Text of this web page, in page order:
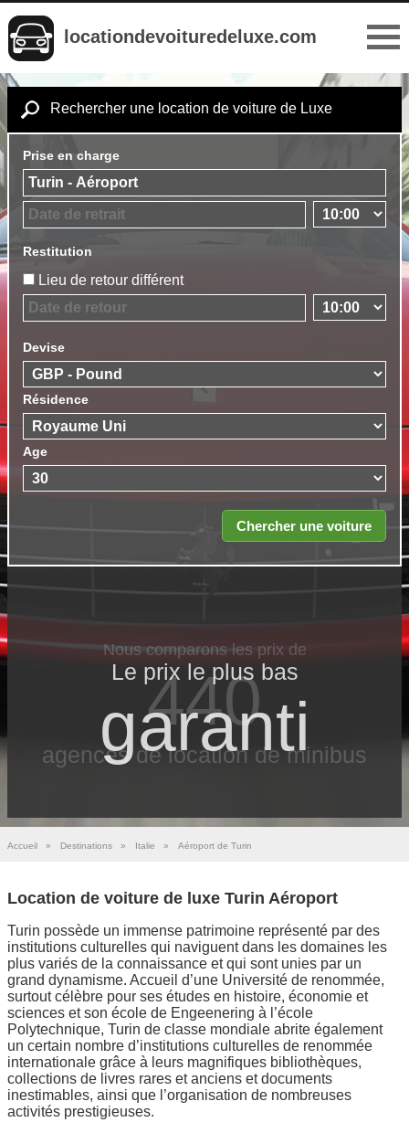
locationdevoituredeluxe.com
Rechercher une location de voiture de Luxe
Prise en charge
Restitution
Lieu de retour différent
Devise
Résidence
Age
Nous comparons les prix de
440
agences de location de minibus
Le prix le​ plus bas
garanti
Accueil » Destinations » Italie » Aéroport de Turin
Location de voiture de luxe Turin Aéroport
Turin possède un immense patrimoine représenté par des
institutions culturelles qui naviguent dans les domaines les
plus variés de la connaissance et qui sont unies par un
grand dynamisme. Accueil d’une Université de renommée,
surtout célèbre pour ses études en histoire, économie et
sciences et son école de Engeenering à l’école
Polytechnique, Turin de classe mondiale abrite également
un certain nombre d’institutions culturelles de renommée
internationale grâce à leurs magnifiques bibliothèques,
collections de livres rares et anciens et documents
inestimables, ainsi que l’organisation de nombreuses
activités prestigieuses.